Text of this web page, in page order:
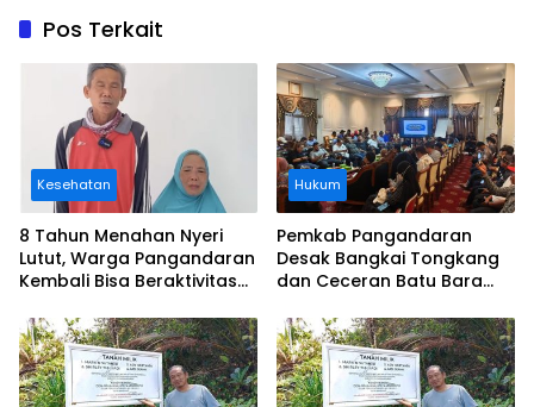
Pos Terkait
Kesehatan
8 Tahun Menahan Nyeri
Lutut, Warga Pangandaran
Kembali Bisa Beraktivitas
Ditanggung BPJS
Hukum
Pemkab Pangandaran
Desak Bangkai Tongkang
dan Ceceran Batu Bara
Buruknya Koordinasi
Perusahaan